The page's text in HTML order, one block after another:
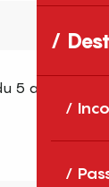
5 août 2026